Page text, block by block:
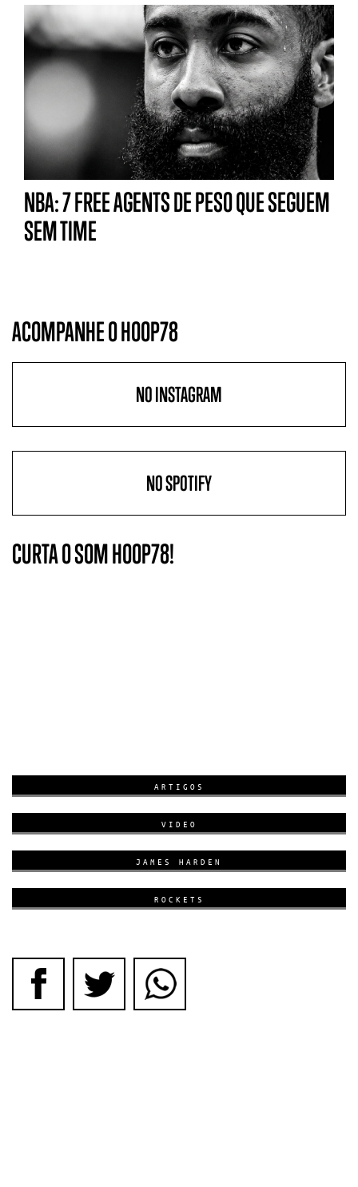
NBA: 7 FREE AGENTS DE PESO QUE SEGUEM
SEM TIME
ACOMPANHE O HOOP78
NO INSTAGRAM
NO SPOTIFY
CURTA O SOM HOOP78!
ARTIGOS
VIDEO
JAMES HARDEN
ROCKETS